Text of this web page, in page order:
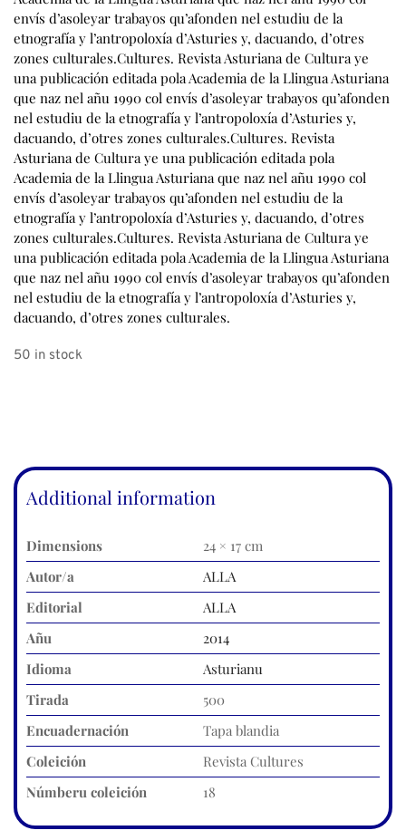
50 in stock
Additional information
Dimensions
24 × 17 cm
Autor/a
ALLA
Editorial
ALLA
Añu
2014
Idioma
Asturianu
Tirada
500
Encuadernación
Tapa blandia
Coleición
Revista Cultures
Númberu coleición
18